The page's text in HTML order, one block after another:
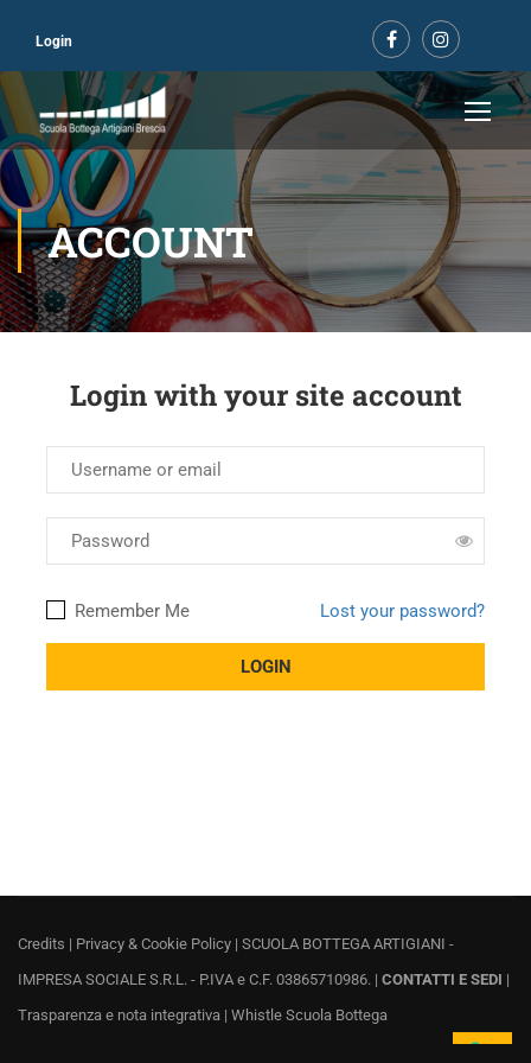
Login
ACCOUNT
Login with your site account
Lost your password?
Remember Me
Credits | Privacy & Cookie Policy | SCUOLA BOTTEGA ARTIGIANI -
IMPRESA SOCIALE S.R.L. - P.IVA e C.F. 03865710986. | CONTATTI E SEDI |
Trasparenza e nota integrativa | Whistle Scuola Bottega